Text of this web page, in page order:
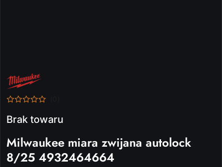
NAZWA
PRODUCENTA:
MILWAUKEE
Brak towaru
Milwaukee miara zwijana autolock
8/25 4932464664